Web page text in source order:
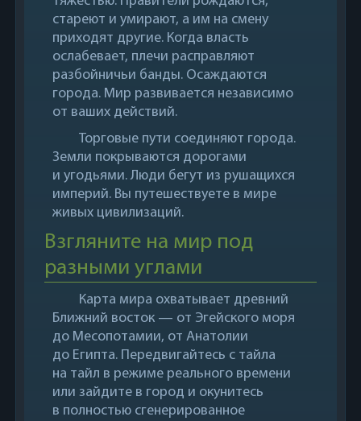
стареют и умирают, а им на смену
приходят другие. Когда власть
ослабевает, плечи расправляют
разбойничьи банды. Осаждаются
города. Мир развивается независимо
от ваших действий.
Торговые пути соединяют города.
Земли покрываются дорогами
и угодьями. Люди бегут из рушащихся
империй. Вы путешествуете в мире
живых цивилизаций.
Взгляните на мир под
разными углами
Карта мира охватывает древний
Ближний восток — от Эгейского моря
до Месопотамии, от Анатолии
до Египта. Передвигайтесь с тайла
на тайл в режиме реального времени
или зайдите в город и окунитесь
в полностью сгенерированное